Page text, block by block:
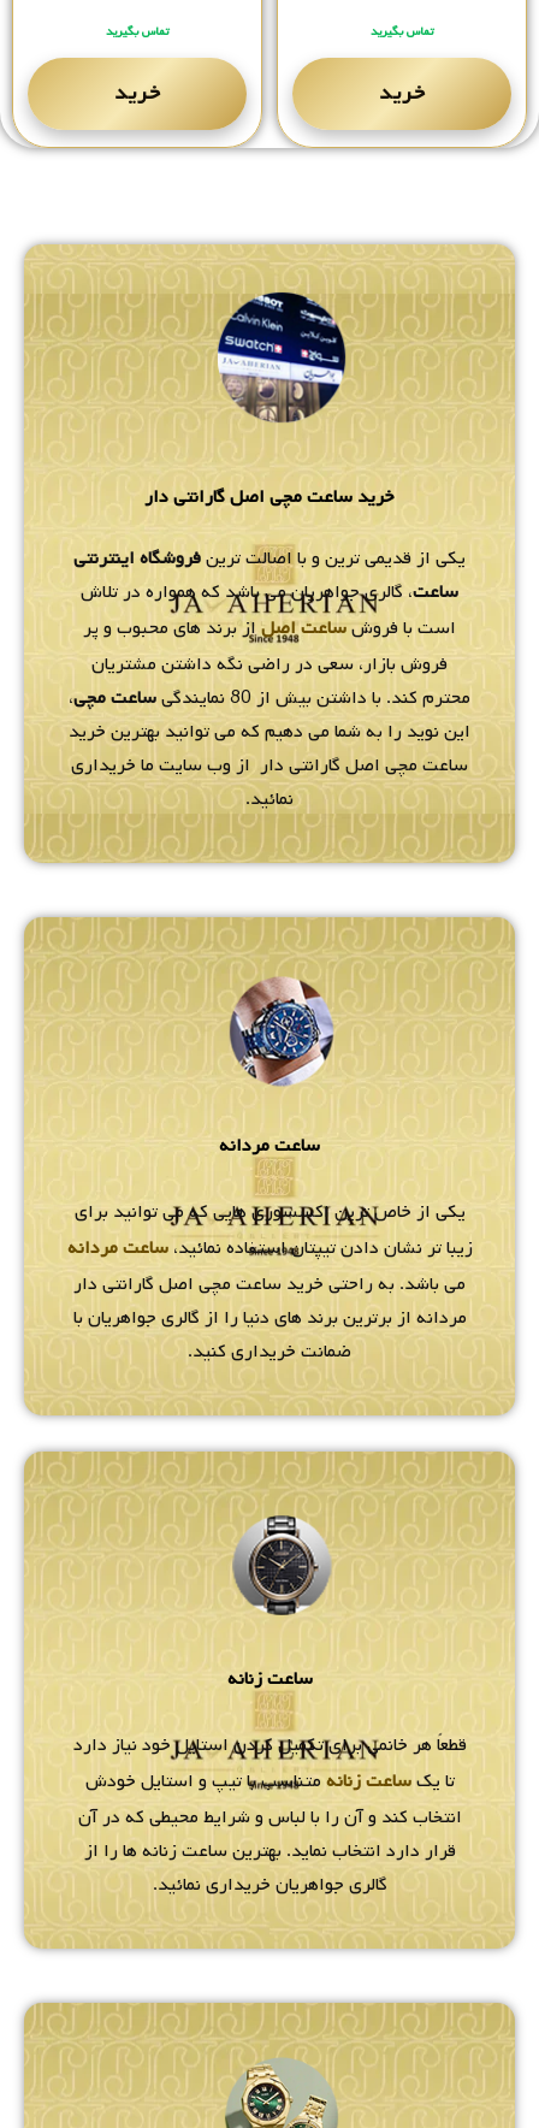
تماس بگیرید
خرید
تماس بگیرید
خرید
خرید ساعت مچی اصل گارانتی دار
یکی از قدیمی ترین و با اصالت ترینفروشگاه اینترنتی
ساعت، گالری جواهریان می باشد که همواره در تلاش
است با فروشساعت اصلاز برند های محبوب و پر
فروش بازار، سعی در راضی نگه داشتن مشتریان
محترم کند. با داشتن بیش از 80 نمایندگی
ساعت مچی،
این نوید را به شما می دهیم که می توانید بهترین خرید
ساعت مچی اصل گارانتی دار از وب سایت ما خریداری
نمائید.
ساعت مردانه
یکی از خاص ترین اکسسوری هایی که می توانید برای
زیبا تر نشان دادن تیپتان استفاده نمائید،ساعت مردانه
می باشد. به راحتی خرید ساعت مچی اصل گارانتی دار
مردانه از برترین برند های دنیا را از گالری جواهریان با
ضمانت خریداری کنید.
ساعت زنانه
قطعاً هر خانمی برای تکمیل کردن استایل خود نیاز دارد
تا یکساعت زنانهمتناسب با تیپ و استایل خودش
انتخاب کند و آن را با لباس و شرایط محیطی که در آن
قرار دارد انتخاب نماید. بهترین ساعت زنانه ها را از
گالری جواهریان خریداری نمائید.